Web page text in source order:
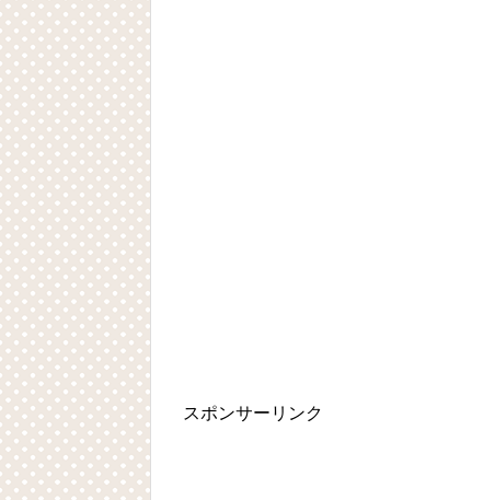
スポンサーリンク